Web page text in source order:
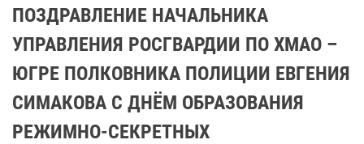
ПОЗДРАВЛЕНИЕ НАЧАЛЬНИКА
УПРАВЛЕНИЯ РОСГВАРДИИ ПО ХМАО –
ЮГРЕ ПОЛКОВНИКА ПОЛИЦИИ ЕВГЕНИЯ
СИМАКОВА С ДНЁМ ОБРАЗОВАНИЯ
РЕЖИМНО-СЕКРЕТНЫХ